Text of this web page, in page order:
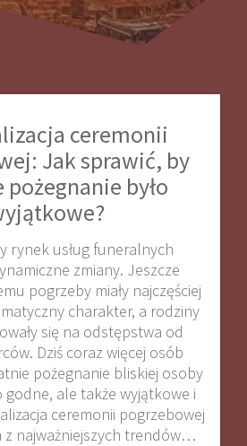
ceremonii
Jak sprawić, by
było
rynek usług funeralnych
zmiany. Jeszcze
pogrzeby miały najczęściej
charakter, a rodziny
się na odstępstwa od
Dziś coraz więcej osób
pożegnanie bliskiej osoby
godne, ale także wyjątkowe i
ceremonii pogrzebowej
z najważniejszych trendów…